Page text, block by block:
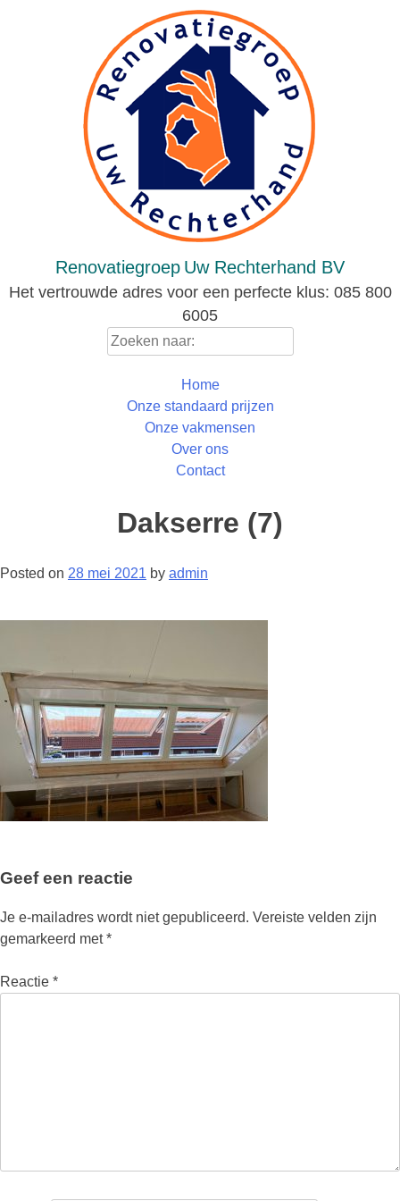
Renovatiegroep Uw Rechterhand BV
Het vertrouwde adres voor een perfecte klus: 085 800
6005
Home
Onze standaard prijzen
Onze vakmensen
Over ons
Contact
Dakserre (7)
Posted on 28 mei 2021 by admin
Geef een reactie
Je e-mailadres wordt niet gepubliceerd. Vereiste velden zijn
gemarkeerd met*
Reactie *